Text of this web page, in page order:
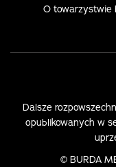
O towarzystwie
Dalsze
opublikowanych w
© BURDA